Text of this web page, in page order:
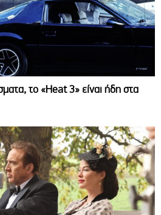
το «Heat 3» είναι ήδη στα